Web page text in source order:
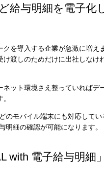
給与明細を電子化
を導入する企業が急激に増え
渡しのためだけに出社しなけ
ット環境さえ整っていればデ
のモバイル端末にも対応してい
明細の確認が可能になります。
with 電子給与明細